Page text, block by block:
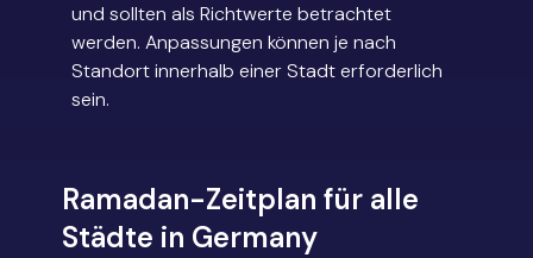
und sollten als Richtwerte betrachtet
werden. Anpassungen können je nach
Standort innerhalb einer Stadt erforderlich
sein.
Ramadan-Zeitplan für alle
Städte in Germany